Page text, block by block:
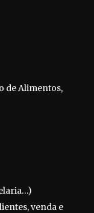
de Alimentos,
venda e